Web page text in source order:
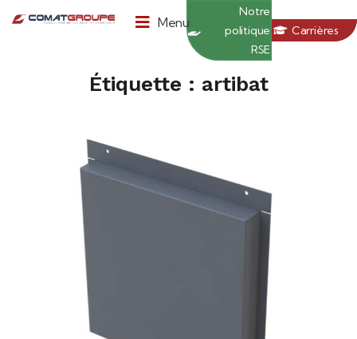
Menu
Notre
politique
RSE
Carrières
Étiquette : artibat